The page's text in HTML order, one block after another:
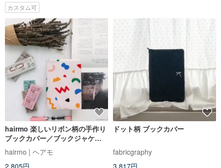
カスタム可
hairmo 楽しいリボン柄の手作り
ブックカバー／ブックジャケッ
ト（ノート・日記・手帳用）
hairmo | ヘアモ
2,805円
ドット柄 ブックカバー
fabricgraphy
3,817円